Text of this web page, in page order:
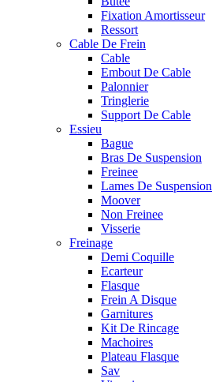
Fixation Amortisseur
Ressort
Cable De Frein
Cable
Embout De Cable
Palonnier
Tringlerie
Support De Cable
Essieu
Bague
Bras De Suspension
Freinee
Lames De Suspension
Moover
Non Freinee
Visserie
Freinage
Demi Coquille
Ecarteur
Flasque
Frein A Disque
Garnitures
Kit De Rincage
Machoires
Plateau Flasque
Sav